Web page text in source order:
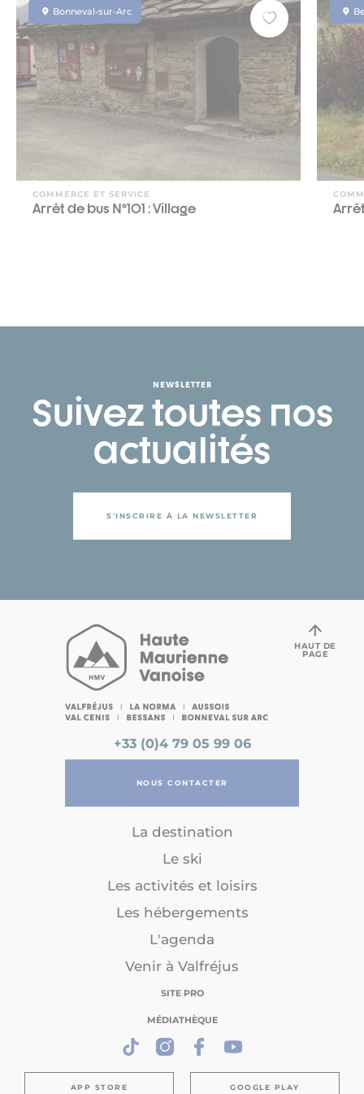
Bonneval-sur-Arc
COMMERCE ET SERVICE
Arrêt de bus N°101 : Village
NEWSLETTER
Suivez toutes nos
actualités
S'INSCRIRE À LA NEWSLETTER
+33 (0)4 79 05 99 06
NOUS CONTACTER
La destination
Le ski
Les activités et loisirs
Les hébergements
L'agenda
Venir à Valfréjus
SITE PRO
MÉDIATHÈQUE
APP STORE GOOGLE PLAY
HAUT DE
PAGE